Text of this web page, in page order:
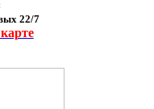
22/7